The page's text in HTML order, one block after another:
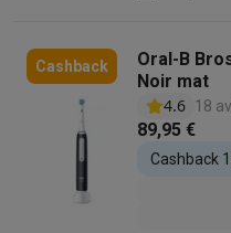
Nettoyage
Cashback
Oral-B
Noir mat
4.6 18
89,95 €
Cashback